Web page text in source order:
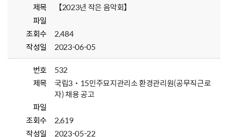
제목
【2023년 작은 음악회】
파일
조회수
2,484
작성일
2023-06-05
번호
532
제목
국립3˙15민주묘지관리소 환경관리원(공무직근로
자) 채용 공고
파일
조회수
2,619
작성일
2023-05-22